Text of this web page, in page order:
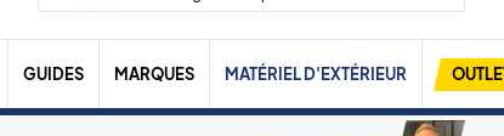
GUIDES MARQUES MATÉRIEL D'EXTÉRIEUR